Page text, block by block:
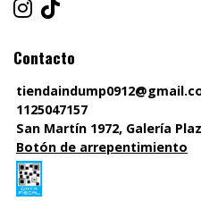
Contacto
1125047157
San Martín 1972, Galería
Botón de arrepentimiento